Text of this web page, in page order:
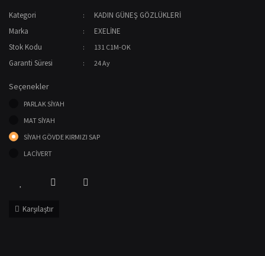
Kategori
KADIN GÜNEŞ GÖZLÜKLERİ
Marka
EXELİNE
Stok Kodu
131 C1M-OK
Garanti Süresi 24 Ay
Seçenekler
PARLAK SİYAH
MAT SİYAH
SİYAH GÖVDE KIRMIZI SAP
LACİVERT
Karşılaştır